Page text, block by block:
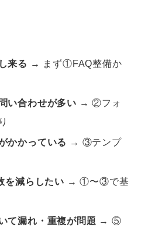
来る → まず①FAQ整備か
い合わせが多い → ②フォ
かかっている → ③テンプ
を減らしたい → ①〜③で基
て漏れ・重複が問題 → ⑤